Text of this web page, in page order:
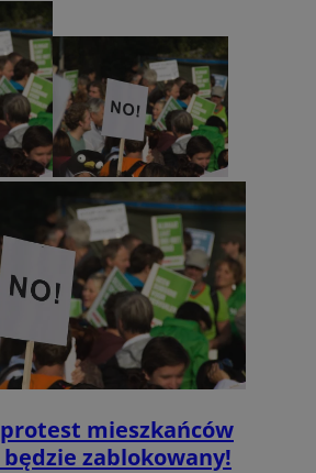
mieszkańców
będzie zablokowany!